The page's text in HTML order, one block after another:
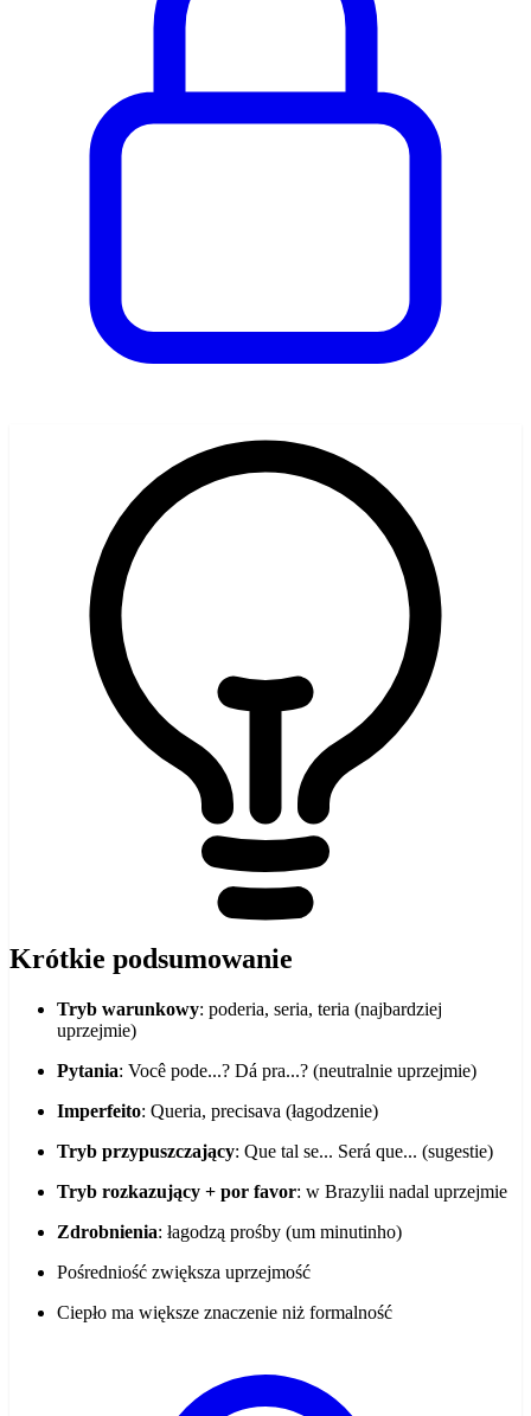
Krótkie podsumowanie
Tryb warunkowy: poderia, seria, teria (najbardziej
uprzejmie)
Pytania: Você pode...? Dá pra...? (neutralnie uprzejmie)
Imperfeito: Queria, precisava (łagodzenie)
Tryb przypuszczający: Que tal se... Será que... (sugestie)
Tryb rozkazujący + por favor: w Brazylii nadal uprzejmie
Zdrobnienia: łagodzą prośby (um minutinho)
Pośredniość zwiększa uprzejmość
Ciepło ma większe znaczenie niż formalność